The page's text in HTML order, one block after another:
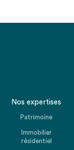
Nos expertises
Patrimoine
Immobilier
résidentiel